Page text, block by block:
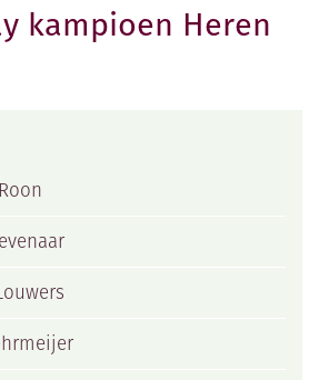
kampioen Heren